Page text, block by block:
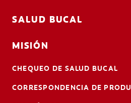
SALUD BUCAL
MISIÓN
CHEQUEO DE SALUD BUCAL
CORRESPONDENCIA DE